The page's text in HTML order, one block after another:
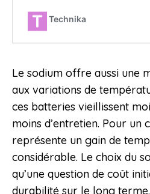
Le sodium offre aussi une
aux variations de
ces batteries vieillissent
moins d’entretien. Pour un
représente un gain de
considérable. Le choix du
qu’une question de coût
durabilité sur le long terme.